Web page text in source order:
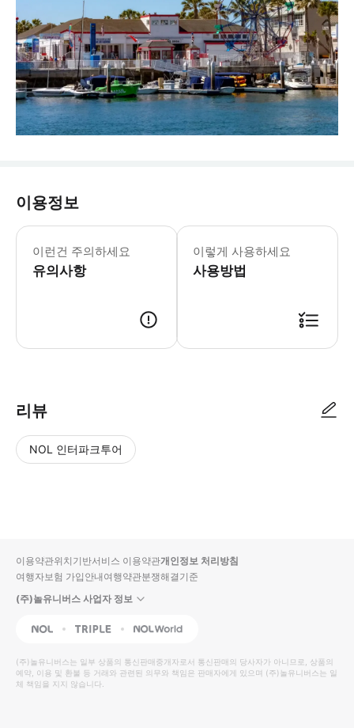
이용정보
이런건 주의하세요
유의사항
이렇게 사용하세요
사용방법
리뷰
NOL 인터파크투어
입니
다.
높
은
순
동
영
상
순
상
이용약관위치기반서비스 이용약관개인정보 처리방침
여행자보험 가입안내여행약관분쟁해결기준
(주)놀유니버스 사업자 정보
NOL Triple Interpark Global
(주)놀유니버스는 일부 상품의 통신판매중개자로서 통신판매의 당사자가 아니므로, 상품의
예약, 이용 및 환불 등 거래와 관련된 의무와 책임은 판매자에게 있으며 (주)놀유니버스는 일
체 책임을 지지 않습니다.